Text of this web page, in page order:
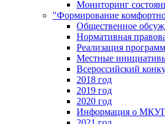
Мониторинг
"Формирование
Общественное
Нормативная
Реализация
Местные
Всероссийский
2018 год
2019 год
2020 год
Информация о МКУП